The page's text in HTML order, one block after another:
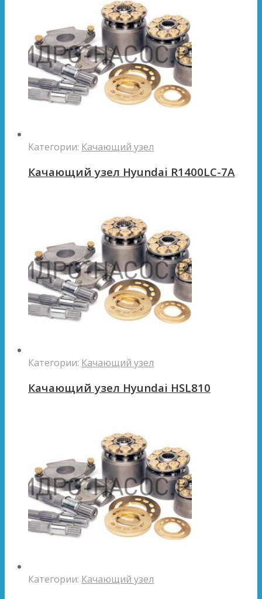
Категории: Качающий узел
Качающий узел Hyundai R1400LC-7A
Категории: Качающий узел
Качающий узел Hyundai HSL810
Категории: Качающий узел